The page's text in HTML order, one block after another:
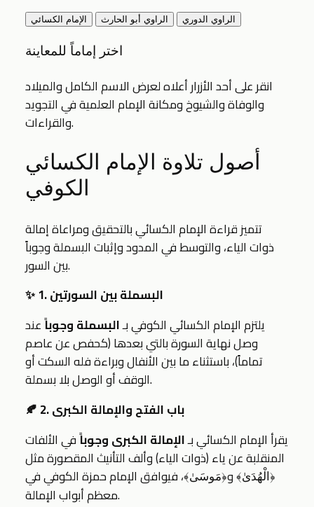
الإمام الكسائي الراوي أبو الحارث الراوي الدوري
اختر إماماً للمعاينة
انقر على أحد الأزرار أعلاه لعرض الاسم الكامل والميلاد
والوفاة والشيوخ ومكانة الإمام العلمية في التجويد
والقراءات.
أصول تلاوة الإمام الكسائي
الكوفي
تتميز قراءة الإمام الكسائي بالتحقيق ومراعاة إمالة
ذوات الياء، والتوسط في المدود وإثبات البسملة وجوباً
بين السور.
✨ 1. البسملة بين السورتين
يلتزم الإمام الكسائي الكوفي بـالبسملة وجوباًعند
وصل نهاية السورة بالتي بعدها (كحفص عن عاصم
تماماً)، باستثناء ما بين الأنفال وبراءة فله السكت أو
الوقف أو الوصل بلا بسملة.
🍂 2. باب الفتح والإمالة الكبرى
يقرأ الإمام الكسائي بـالإمالة الكبرى وجوباًفي الألفات
المنقلبة عن ياء (ذوات الياء) وألف التأنيث المقصورة مثل
﴿الْهُدَىٰ﴾ و﴿مَوسَىٰ﴾، فيوافق الإمام حمزة الكوفي في
معظم أبواب الإمالة.